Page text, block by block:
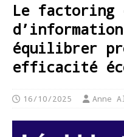
Le
équilibrer
efficacité
16/10/2025 Anne